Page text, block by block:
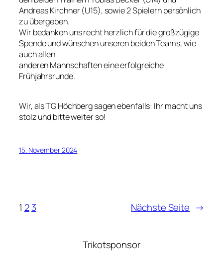
Andreas Kirchner (U15), sowie 2 Spielern persönlich
zu übergeben.
Wir bedanken uns recht herzlich für die großzügige
Spende und wünschen unseren beiden Teams, wie
auch allen
anderen Mannschaften eine erfolgreiche
Frühjahrsrunde.
Wir, als TG Höchberg sagen ebenfalls: Ihr macht uns
stolz und bitte weiter so!
15. November 2024
1 2 3 Nächste Seite →
Trikotsponsor